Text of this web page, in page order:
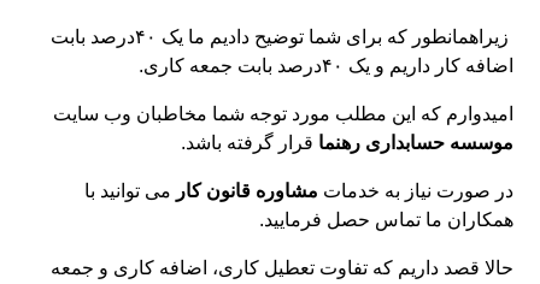
زیراهمانطور که برای شما توضیح دادیم ما یک ۴۰درصد بابت
اضافه کار داریم و یک ۴۰درصد بابت جمعه کاری.
امیدوارم که این مطلب مورد توجه شما مخاطبان وب سایت
موسسه حسابداری رهنما قرار گرفته باشد.
در صورت نیاز به خدمات مشاوره قانون کار می توانید با
همکاران ما تماس حصل فرمایید.
حالا قصد داریم که تفاوت تعطیل کاری، اضافه کاری و جمعه